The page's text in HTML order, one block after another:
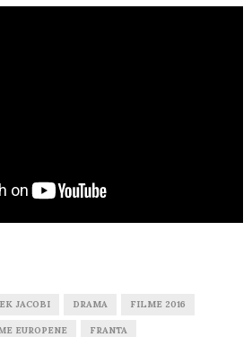
JACOBI DRAMA FILME 2016
EUROPENE FRANTA